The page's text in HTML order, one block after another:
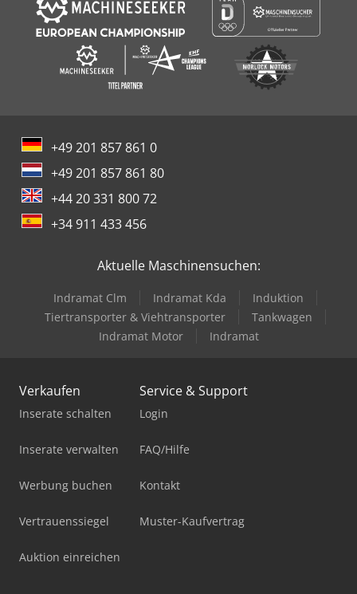
+49 201 857 861 0
+49 201 857 861 80
+44 20 331 800 72
+34 911 433 456
Aktuelle Maschinensuchen:
Indramat Clm Indramat Kda
Induktion
Tiertransporter & Viehtransporter
Tankwagen
Indramat Motor
Indramat
Verkaufen
Inserate schalten
Inserate verwalten
Werbung buchen
Vertrauenssiegel
Auktion einreichen
Service & Support
Login
FAQ/Hilfe
Kontakt
Muster-Kaufvertrag